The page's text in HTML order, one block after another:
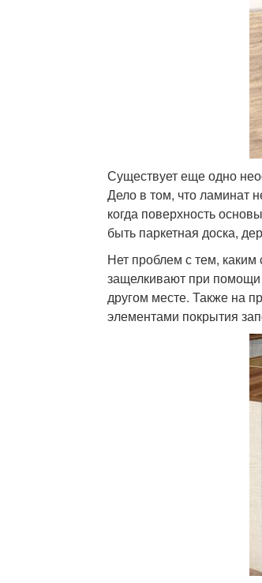
Существует еще одно
Дело в том, что ламинат
когда поверхность
быть паркетная доска,
Нет проблем с тем,
защелкивают при помощи
другом месте. Также на
элементами покрытия